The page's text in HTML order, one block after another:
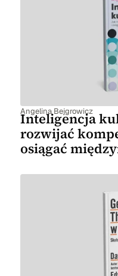
Angelina Bejgrowicz
Inteligencja
rozwijać
osiągać